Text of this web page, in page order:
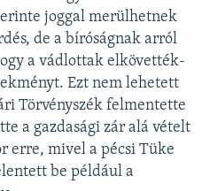
joggal merülhetnek
de a bíróságnak arról
a vádlottak elkövették-
Ezt nem lehetett
Törvényszék felmentette
a gazdasági zár alá vételt
erre, mivel a pécsi Tüke
be például a